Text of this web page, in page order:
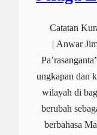
Catatan
| Anwar
ungkapan dan
wilayah di
berubah
berbahasa